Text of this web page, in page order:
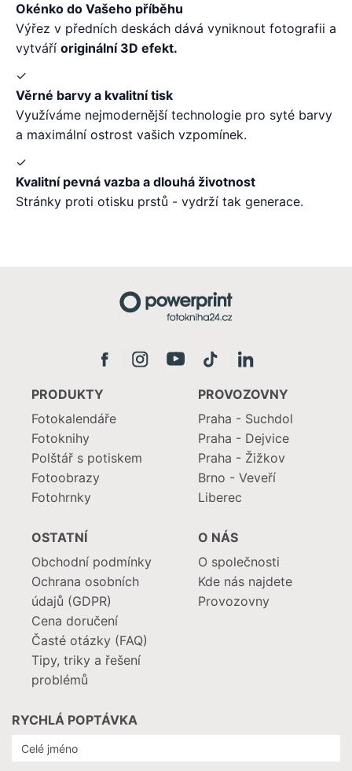
Okénko do Vašeho příběhu
Výřez v předních deskách dává vyniknout fotografii a
vytváří originální 3D efekt.
✓
Věrné barvy a kvalitní tisk
Využíváme nejmodernější technologie pro syté barvy
a maximální ostrost vašich vzpomínek.
✓
Kvalitní pevná vazba a dlouhá životnost
Stránky proti otisku prstů - vydrží tak generace.
PRODUKTY
Fotokalendáře
Fotoknihy
Polštář s potiskem
Fotoobrazy
Fotohrnky
PROVOZOVNY
Praha - Suchdol
Praha - Dejvice
Praha - Žižkov
Brno - Veveří
Liberec
OSTATNÍ
Obchodní podmínky
Ochrana osobních
údajů (GDPR)
Cena doručení
Časté otázky (FAQ)
Tipy, triky a řešení
problémů
O NÁS
O společnosti
Kde nás najdete
Provozovny
RYCHLÁ POPTÁVKA